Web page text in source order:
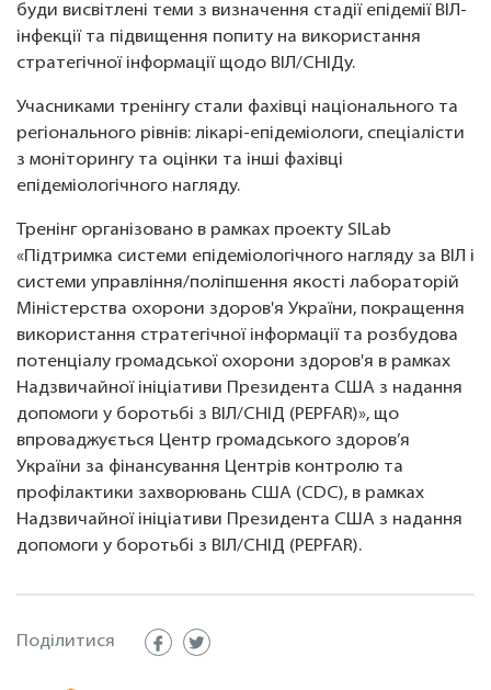
буди висвітлені теми з визначення стадії епідемії ВІЛ-
інфекції та підвищення попиту на використання
стратегічної інформації щодо ВІЛ/СНІДу.
Учасниками тренінгу стали фахівці національного та
регіонального рівнів: лікарі-епідеміологи, спеціалісти
з моніторингу та оцінки та інші фахівці
епідеміологічного нагляду.
Тренінг організовано в рамках проекту SILab
«Підтримка системи епідеміологічного нагляду за ВІЛ і
системи управління/поліпшення якості лабораторій
Міністерства охорони здоров'я України, покращення
використання стратегічної інформації та розбудова
потенціалу громадської охорони здоров'я в рамках
Надзвичайної ініціативи Президента США з надання
допомоги у боротьбі з ВІЛ/СНІД (PEPFAR)», що
впроваджується Центр громадського здоров’я
України за фінансування Центрів контролю та
профілактики захворювань США (CDC), в рамках
Надзвичайної ініціативи Президента США з надання
допомоги у боротьбі з ВІЛ/СНІД (PEPFAR).
Поділитися